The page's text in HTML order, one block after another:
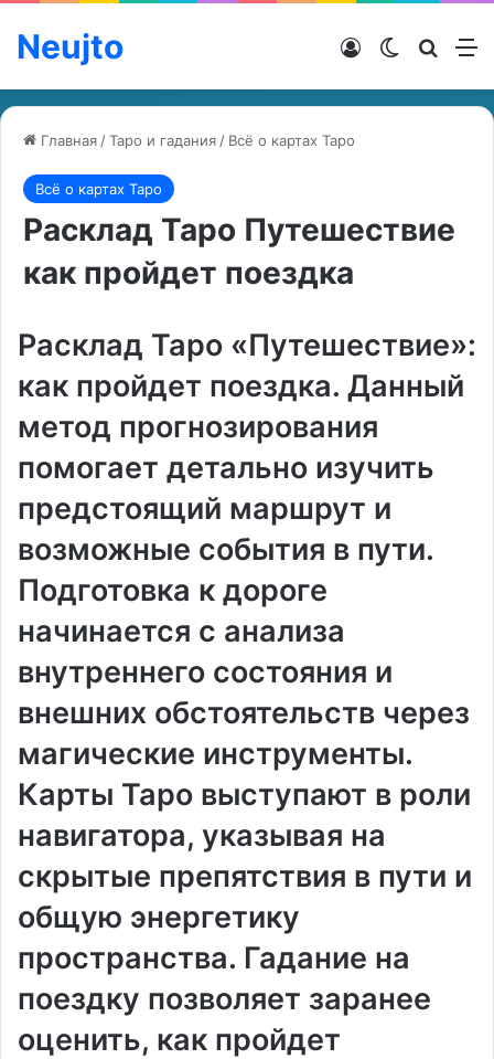
Neujto Switch skin
Войти
Главная /Таро и гадания / Всё о картах Таро
Всё о картах Таро
Расклад Таро Путешествие
как пройдет поездка
Расклад Таро «Путешествие»:
как пройдет поездка. Данный
метод прогнозирования
помогает детально изучить
предстоящий маршрут и
возможные события в пути.
Подготовка к дороге
начинается с анализа
внутреннего состояния и
внешних обстоятельств через
магические инструменты.
Карты Таро выступают в роли
навигатора, указывая на
скрытые препятствия в пути и
общую энергетику
пространства. Гадание на
поездку позволяет заранее
оценить, как пройдет